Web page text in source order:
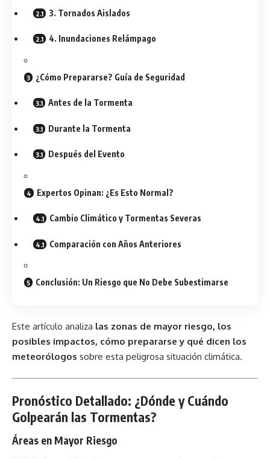
3. Tornados Aislados
4. Inundaciones Relámpago
¿Cómo Prepararse? Guía de Seguridad
Antes de la Tormenta
Durante la Tormenta
Después del Evento
Expertos Opinan: ¿Es Esto Normal?
Cambio Climático y Tormentas Severas
Comparación con Años Anteriores
Conclusión: Un Riesgo que No Debe Subestimarse
Este artículo analiza las zonas de mayor riesgo, los
posibles impactos, cómo prepararse y qué dicen los
meteorólogos sobre esta peligrosa situación climática.
Pronóstico Detallado: ¿Dónde y Cuándo
Golpearán las Tormentas?
Áreas en Mayor Riesgo